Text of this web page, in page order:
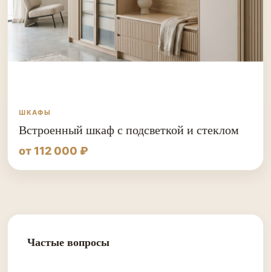
ШКАФЫ
Встроенный шкаф с подсветкой и стеклом
от 112 000 ₽
Частые вопросы